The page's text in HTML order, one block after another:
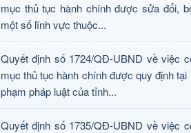
mục thủ tục hành chính được sửa đổi,
một số lĩnh vực thuộc...
Quyết định số 1724/QĐ-UBND về việc
mục thủ tục hành chính được quy định tại
phạm pháp luật của tỉnh...
Quyết định số 1735/QĐ-UBND về việc